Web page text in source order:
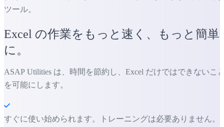
ツール。
Excel の作業をもっと速く、もっと簡単
に。
ASAP Utilities は、時間を節約し、Excel だけではできないこ
を可能にします。
すぐに使い始められます。トレーニングは必要ありません。